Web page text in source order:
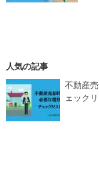
不動産
ェックリ
人気の記事